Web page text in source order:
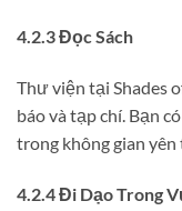
4.2.3 Đọc Sách
Thư viện tại Shades
báo và tạp chí. Bạn
trong không gian
4.2.4 Đi Dạo Trong